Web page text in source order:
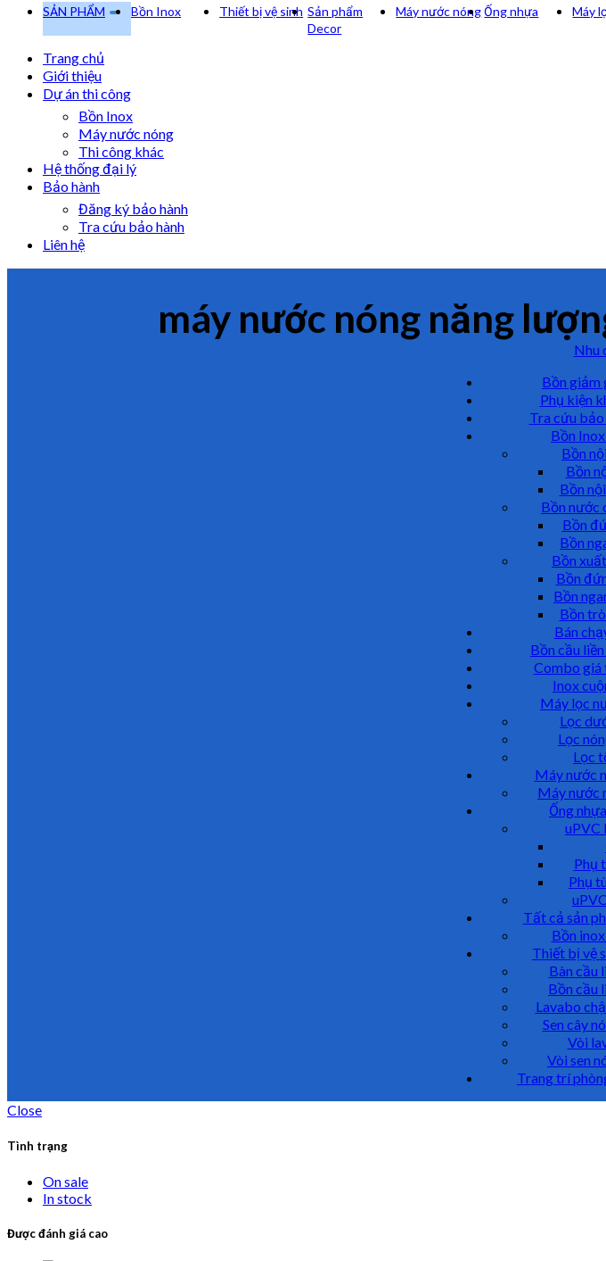
SẢN PHẨM Bồn Inox Thiết bị vệ sinh Sản phẩm
Decor
Máy nước nóngỐng nhựa Máy
Trang chủ
Giới thiệu
Dự án thi công
Bồn Inox
Máy nước nóng
Thi công khác
Hệ thống đại lý
Bảo hành
Đăng ký bảo hành
Tra cứu bảo hành
Liên hệ
máy nước nóng năng
Nhu
Bồn giảm
Phụ kiện
Tra cứu bảo
Bồn Inox
Bồn
Bồn
Bồn
Bồn nước
Bồn
Bồn
Bồn
Bồn
Bồn
Bồn
Bán
Bồn cầu
Combo giá
Inox
Máy lọc
Lọc
Lọc
Lọc
Máy nước
Máy nước
Ống nhựa
uPVC
Phụ
Phụ
Tất cả sản
Bồn
Thiết bị vệ
Bàn cầu
Bồn cầu
Lavabo
Sen cây
Vòi
Vòi sen
Trang trí
Close
Tình trạng
On sale
In stock
Được đánh giá cao